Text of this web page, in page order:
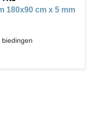
180x90 cm x 5 mm
biedingen